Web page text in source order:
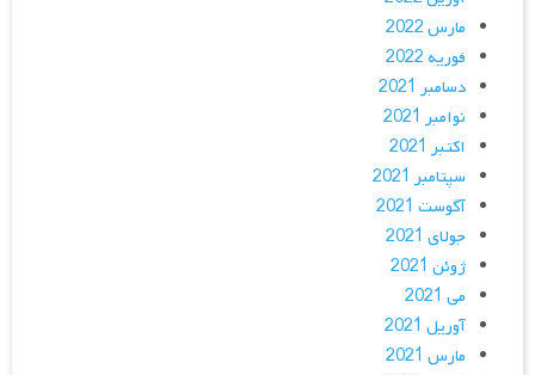
مارس 2022
فوریه 2022
دسامبر 2021
نوامبر 2021
اکتبر 2021
سپتامبر 2021
آگوست 2021
جولای 2021
ژوئن 2021
می 2021
آوریل 2021
مارس 2021